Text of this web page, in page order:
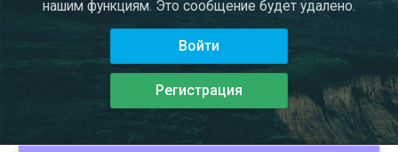
нашим функциям. Это сообщение будет удалено.
Войти
Регистрация